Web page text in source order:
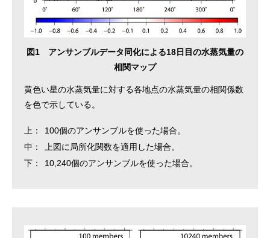
図1 アンサンブルデータ同化による18日目の水蒸気量の
相関マップ
黄色い星の水蒸気量に対する各地点の水蒸気量の相関係数
を色で示している。
上：
100個のアンサンブルを使った場合。
中：
上図に局所化関数を適用した場合。
下：
10,240個のアンサンブルを使った場合。